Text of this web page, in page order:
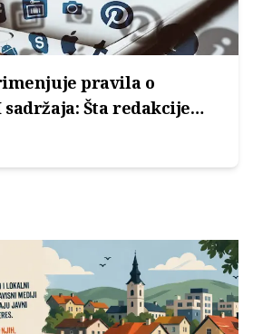
pravila o
Šta redakcije